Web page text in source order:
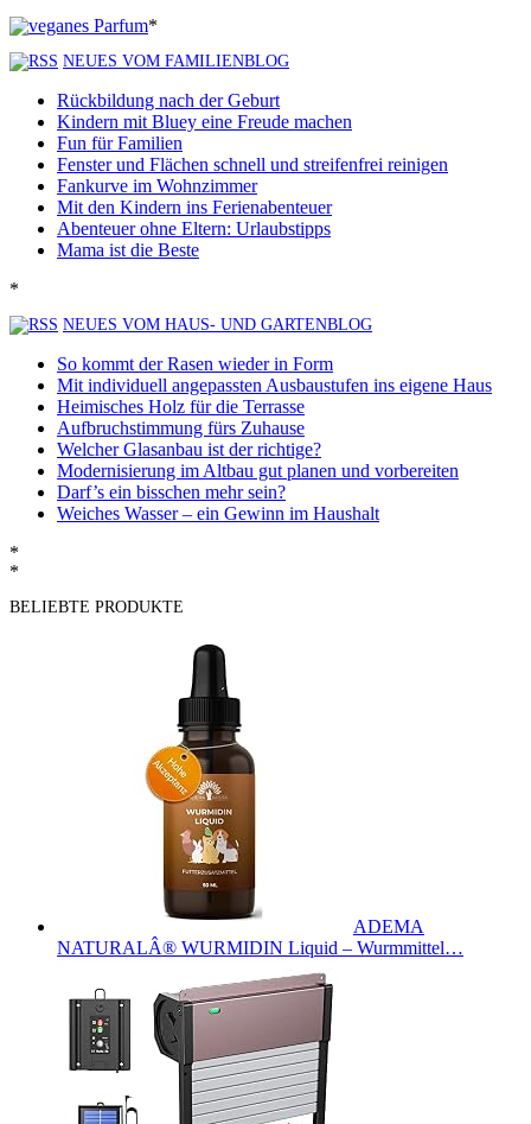
*
NEUES VOM FAMILIENBLOG
Rückbildung nach der Geburt
Kindern mit Bluey eine Freude machen
Fun für Familien
Fenster und Flächen schnell und streifenfrei reinigen
Fankurve im Wohnzimmer
Mit den Kindern ins Ferienabenteuer
Abenteuer ohne Eltern: Urlaubstipps
Mama ist die Beste
*
NEUES VOM HAUS- UND GARTENBLOG
So kommt der Rasen wieder in Form
Mit individuell angepassten Ausbaustufen ins eigene Haus
Heimisches Holz für die Terrasse
Aufbruchstimmung fürs Zuhause
Welcher Glasanbau ist der richtige?
Modernisierung im Altbau gut planen und vorbereiten
Darf’s ein bisschen mehr sein?
Weiches Wasser – ein Gewinn im Haushalt
*
*
BELIEBTE PRODUKTE
ADEMA
NATURALÂ® WURMIDIN Liquid – Wurmmittel…